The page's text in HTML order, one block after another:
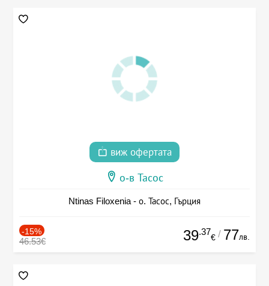
виж офертата
о-в Тасос
Ntinas Filoxenia - о. Тасос, Гърция
-15%
46.53€ 39.37
€ / 77лв.